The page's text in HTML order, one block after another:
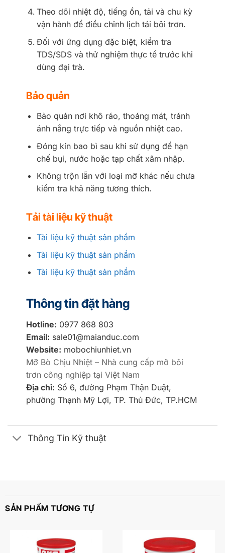
Theo dõi nhiệt độ, tiếng ồn, tải và chu kỳ
vận hành để điều chỉnh lịch tái bôi trơn.
Đối với ứng dụng đặc biệt, kiểm tra
TDS/SDS và thử nghiệm thực tế trước khi
dùng đại trà.
Bảo quản
Bảo quản nơi khô ráo, thoáng mát, tránh
ánh nắng trực tiếp và nguồn nhiệt cao.
Đóng kín bao bì sau khi sử dụng để hạn
chế bụi, nước hoặc tạp chất xâm nhập.
Không trộn lẫn với loại mỡ khác nếu chưa
kiểm tra khả năng tương thích.
Tải tài liệu kỹ thuật
Tài liệu kỹ thuật sản phẩm
Tài liệu kỹ thuật sản phẩm
Tài liệu kỹ thuật sản phẩm
Thông tin đặt hàng
Hotline: 0977 868 803
Email: sale01@maianduc.com
Website: mobochiunhiet.vn
Mỡ Bò Chịu Nhiệt – Nhà cung cấp mỡ bôi
trơn công nghiệp tại Việt Nam
Địa chỉ: Số 6, đường Phạm Thận Duật,
phường Thạnh Mỹ Lợi, TP. Thủ Đức, TP.HCM
Thông Tin Kỹ thuật
SẢN PHẨM TƯƠNG TỰ